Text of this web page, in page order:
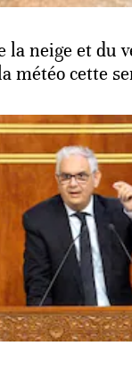
la neige et du
météo cette